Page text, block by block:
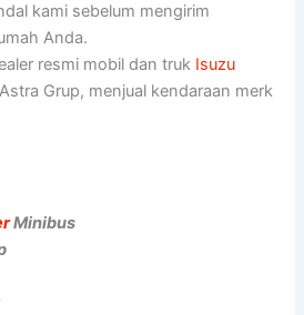
kami sebelum mengirim
Anda.
resmi mobil dan truk Isuzu
Grup, menjual kendaraan merk
Minibus